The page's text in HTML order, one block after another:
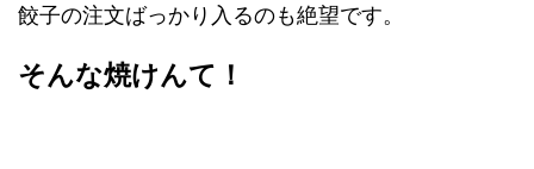
餃子の注文ばっかり入るのも絶望です。
そんな焼けんて！